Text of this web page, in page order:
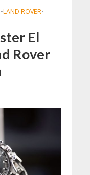
•LAND ROVER•
El
Rover